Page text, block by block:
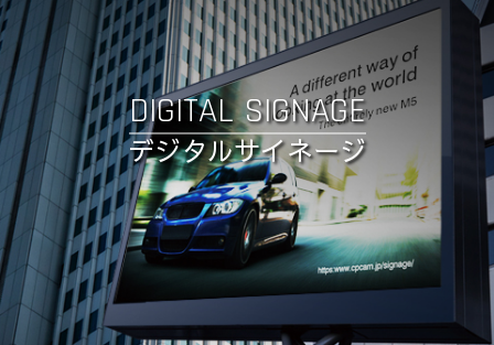
DIGITAL SIGNAGE
デジタルサイネージ